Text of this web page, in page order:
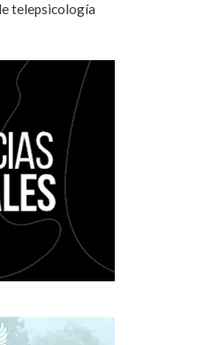
telepsicología